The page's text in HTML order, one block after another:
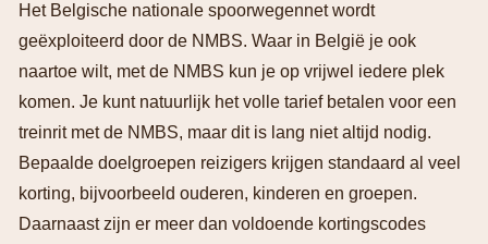
Het Belgische nationale spoorwegennet wordt
geëxploiteerd door de NMBS. Waar in België je ook
naartoe wilt, met de NMBS kun je op vrijwel iedere plek
komen. Je kunt natuurlijk het volle tarief betalen voor een
treinrit met de NMBS, maar dit is lang niet altijd nodig.
Bepaalde doelgroepen reizigers krijgen standaard al veel
korting, bijvoorbeeld ouderen, kinderen en groepen.
Daarnaast zijn er meer dan voldoende kortingscodes